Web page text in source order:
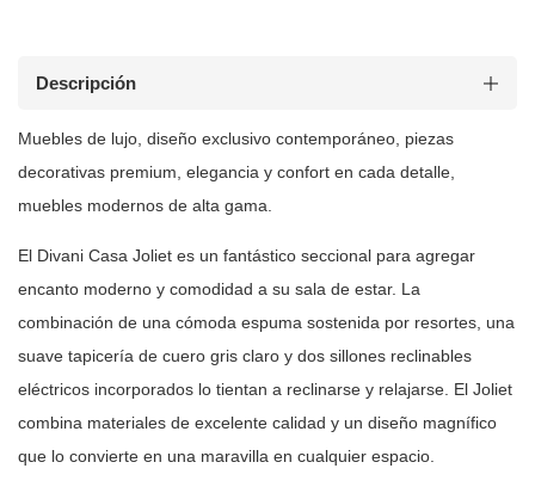
Descripción
Muebles de lujo, diseño exclusivo contemporáneo, piezas
decorativas premium, elegancia y confort en cada detalle,
muebles modernos de alta gama.
El Divani Casa Joliet es un fantástico seccional para agregar
encanto moderno y comodidad a su sala de estar. La
combinación de una cómoda espuma sostenida por resortes, una
suave tapicería de cuero gris claro y dos sillones reclinables
eléctricos incorporados lo tientan a reclinarse y relajarse. El Joliet
combina materiales de excelente calidad y un diseño magnífico
que lo convierte en una maravilla en cualquier espacio.